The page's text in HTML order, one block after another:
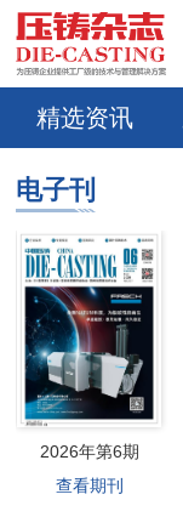
精选资讯
电子刊
2026年第6期
查看期刊